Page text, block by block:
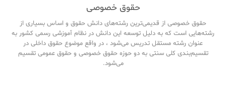
حقوق خصوصی
حقوق خصوصی از قدیمی‌ترین رشته‌های دانش حقوق و اساس بسیاری از
رشته‌هایی است که به دلیل توسعه این دانش در نظام آموزشی رسمی کشور به
عنوان رشته مستقل تدریس می‌شود ، در واقع موضوع حقوق داخلی در
تقسیم‌بندی کلی سنتی به دو حوزه حقوق خصوصی و حقوق‌ عمومی تقسیم
می‌شود.